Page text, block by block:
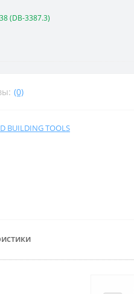
(DB-3387.3)
(0)
BUILDING TOOLS